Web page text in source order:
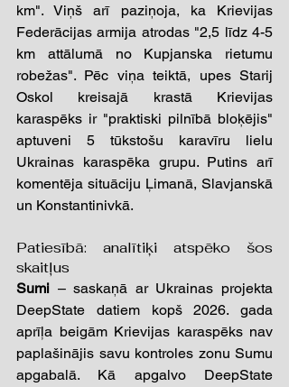
km". Viņš arī paziņoja, ka Krievijas
Federācijas armija atrodas "2,5 līdz 4-5
km attālumā no Kupjanska rietumu
robežas". Pēc viņa teiktā, upes Starij
Oskol kreisajā krastā Krievijas
karaspēks ir "praktiski pilnībā bloķējis"
aptuveni 5 tūkstošu karavīru lielu
Ukrainas karaspēka grupu. Putins arī
komentēja situāciju Ļimanā, Slavjanskā
un Konstantinivkā.
Patiesībā: analītiķi atspēko šos
skaitļus
Sumi – saskaņā ar Ukrainas projekta
DeepState datiem kopš 2026. gada
aprīļa beigām Krievijas karaspēks nav
paplašinājis savu kontroles zonu Sumu
apgabalā. Kā apgalvo DeepState